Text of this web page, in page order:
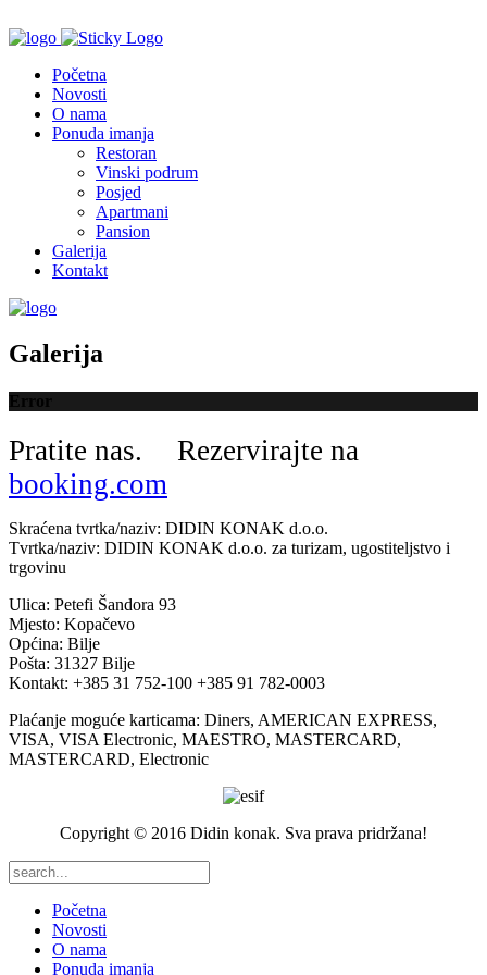
Početna
Novosti
O nama
Ponuda imanja
Restoran
Vinski podrum
Posjed
Apartmani
Pansion
Galerija
Kontakt
Galerija
Error
Pratite nas.
Rezervirajte na
booking.com
Skraćena tvrtka/naziv: DIDIN KONAK d.o.o.
Tvrtka/naziv: DIDIN KONAK d.o.o. za turizam, ugostiteljstvo i
trgovinu
Ulica: Petefi Šandora 93
Mjesto: Kopačevo
Općina: Bilje
Pošta: 31327 Bilje
Kontakt: +385 31 752-100 +385 91 782-0003
Plaćanje moguće karticama: Diners, AMERICAN EXPRESS,
VISA, VISA Electronic, MAESTRO, MASTERCARD,
MASTERCARD, Electronic
Copyright © 2016 Didin konak. Sva prava pridržana!
Početna
Novosti
O nama
Ponuda imanja